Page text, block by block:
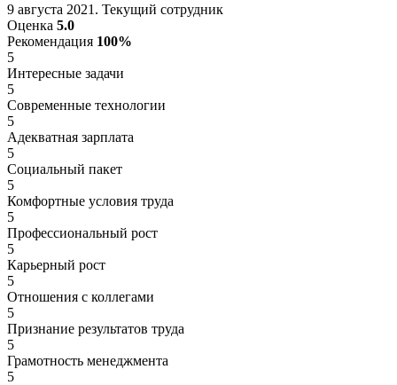
9 августа 2021. Текущий сотрудник
Оценка 5.0
Рекомендация 100%
5
Интересные задачи
5
Современные технологии
5
Адекватная зарплата
5
Социальный пакет
5
Комфортные условия труда
5
Профессиональный рост
5
Карьерный рост
5
Отношения с коллегами
5
Признание результатов труда
5
Грамотность менеджмента
5